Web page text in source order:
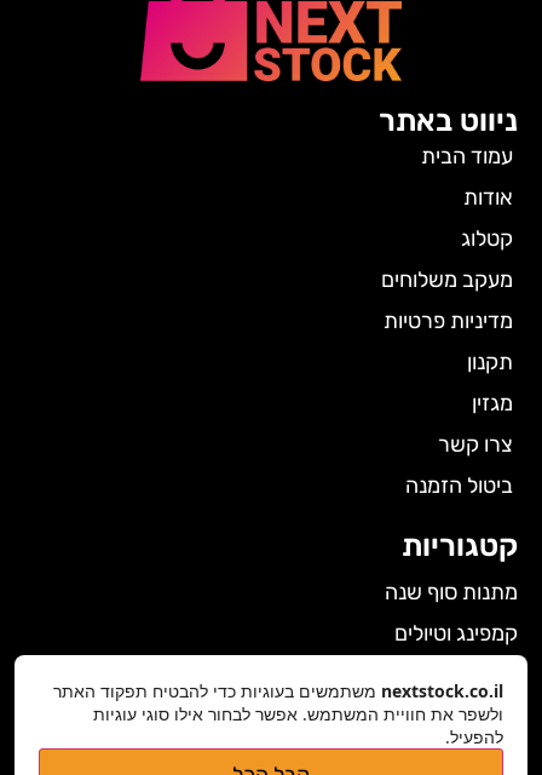
ניווט באתר
עמוד הבית
אודות
קטלוג
מעקב משלוחים
מדיניות פרטיות
תקנון
מגזין
צרו קשר
ביטול הזמנה
קטגוריות
מתנות סוף שנה
קמפינג וטיולים
גאדג'טים
nextstock.co.il משתמשים בעוגיות כדי להבטיח תפקוד האתר
ולשפר את חוויית המשתמש. אפשר לבחור אילו סוגי עוגיות
להפעיל.